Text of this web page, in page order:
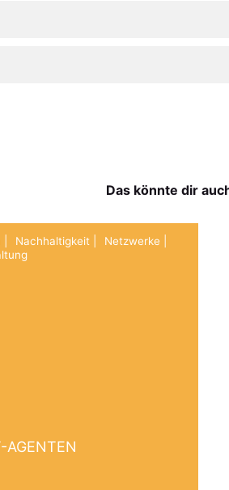
Das könnte dir
Nachhaltigkeit
Netzwerke
AGENTEN